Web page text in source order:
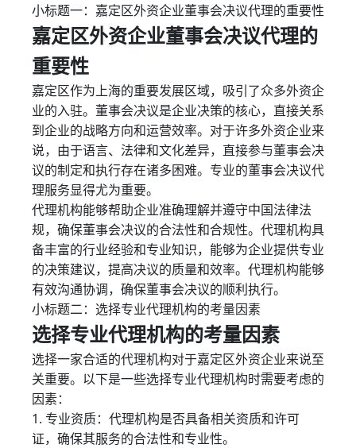
小标题一：嘉定区外资企业董事会决议代理的重要性
嘉定区外资企业董事会决议代理的
重要性
嘉定区作为上海的重要发展区域，吸引了众多外资企
业的入驻。董事会决议是企业决策的核心，直接关系
到企业的战略方向和运营效率。对于许多外资企业来
说，由于语言、法律和文化差异，直接参与董事会决
议的制定和执行存在诸多困难。专业的董事会决议代
理服务显得尤为重要。
代理机构能够帮助企业准确理解并遵守中国法律法
规，确保董事会决议的合法性和合规性。代理机构具
备丰富的行业经验和专业知识，能够为企业提供专业
的决策建议，提高决议的质量和效率。代理机构能够
有效沟通协调，确保董事会决议的顺利执行。
小标题二：选择专业代理机构的考量因素
选择专业代理机构的考量因素
选择一家合适的代理机构对于嘉定区外资企业来说至
关重要。以下是一些选择专业代理机构时需要考虑的
因素：
1. 专业资质：代理机构是否具备相关资质和许可
证，确保其服务的合法性和专业性。